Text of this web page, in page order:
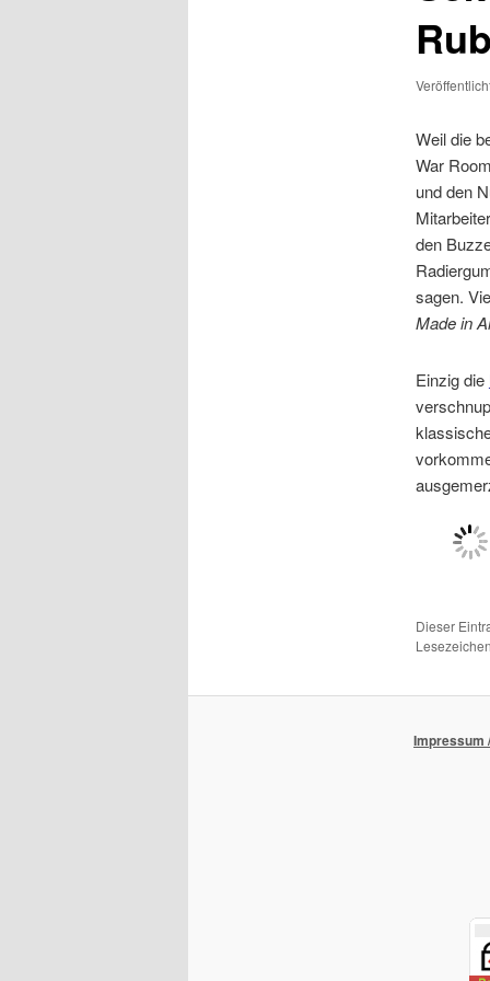
Weil die
War
und den
den
sagen.
Made in
Einzig die
Dieser
Impressum